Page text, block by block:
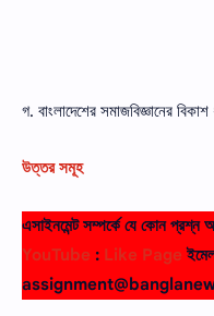
গ. বাংলাদেশের সমাজবিজ্ঞানের বিকাশ
উত্তর সমূহ
এসাইনমেন্ট সম্পর্কে যে কোন প্রশ্ন
YouTube : Like Page